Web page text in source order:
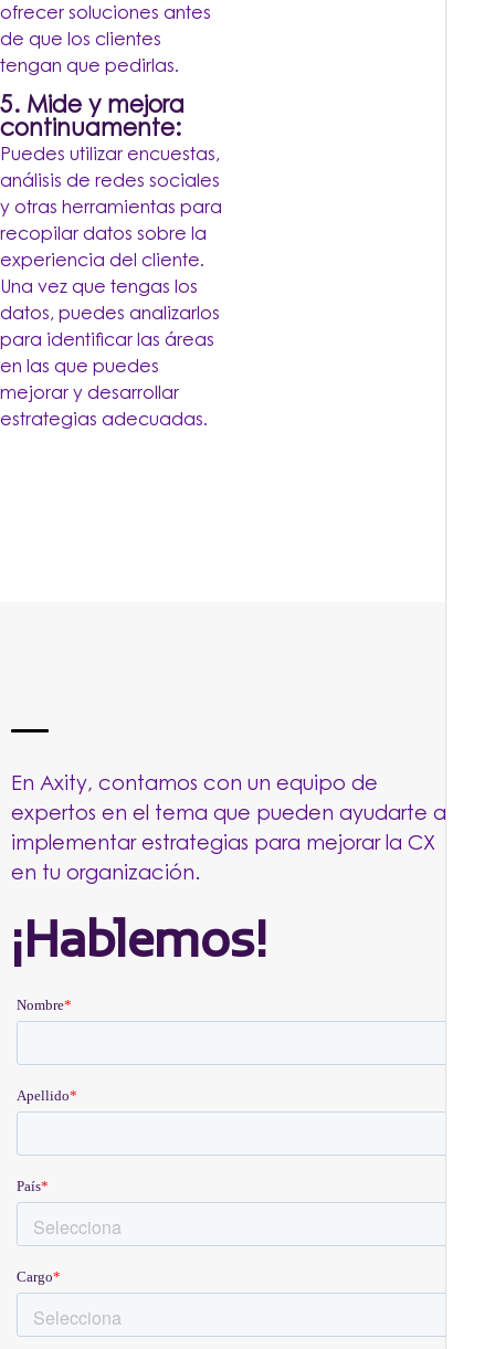
ofrecer soluciones antes
de que los clientes
tengan que pedirlas.
5. Mide y mejora
continuamente:
Puedes utilizar encuestas,
análisis de redes sociales
y otras herramientas para
recopilar datos sobre la
experiencia del cliente.
Una vez que tengas los
datos, puedes analizarlos
para identificar las áreas
en las que puedes
mejorar y desarrollar
estrategias adecuadas.
En Axity, contamos con un equipo de
expertos en el tema que pueden ayudarte a
implementar estrategias para mejorar la CX
en tu organización.
¡Hablemos!